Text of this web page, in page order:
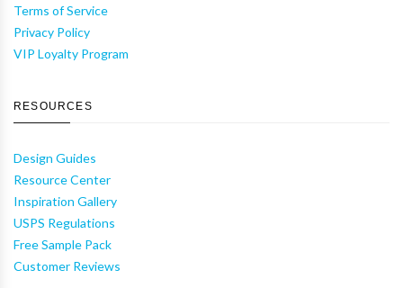
Terms of Service
Privacy Policy
VIP Loyalty Program
RESOURCES
Design Guides
Resource Center
Inspiration Gallery
USPS Regulations
Free Sample Pack
Customer Reviews